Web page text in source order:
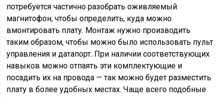
потребуется частично разобрать оживляемый
магнитофон, чтобы определить, куда можно
вмонтировать плату. Монтаж нужно производить
таким образом, чтобы можно было использовать пульт
управления и датапорт. При наличии соответствующих
навыков можно отпаять эти комплектующие и
посадить их на провода — так можно будет разместить
плату в более удобных местах. Чаще всего подобные